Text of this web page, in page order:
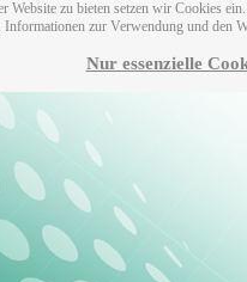
Website zu bieten setzen wir Cookies
Informationen zur Verwendung und den
Nur essenzielle